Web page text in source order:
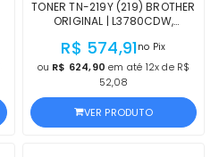
TONER TN-219Y (219) BROTHER
ORIGINAL | L3780CDW,
L3280CDW, HL-L3220CDW
AMARELO | PRODUTO OFICIAL
BROTHER COM NF E
PROCEDÊNCIA
R$ 574,91no Pix
ou R$ 624,90 em até 12x de R$
52,08
VER PRODUTO